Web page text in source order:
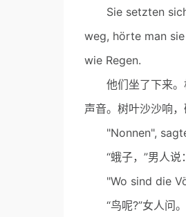
Sie setzten sich.
weg, hörte man
wie Regen.
他们坐了下来。
声音。树叶沙沙响
"Nonnen", sagte
“蛾子，”男人说
"Wo sind die
“鸟呢?”女人问。